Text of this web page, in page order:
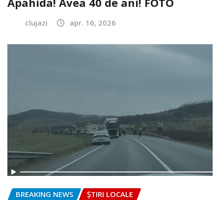
clujazi apr. 16, 2026
BREAKING NEWS ȘTIRI LOCALE